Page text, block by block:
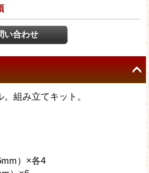
組み立てキット。
）×各4